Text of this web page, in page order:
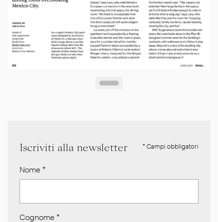
Iscriviti alla newsletter * Campi obbligatori
Nome *
Cognome *